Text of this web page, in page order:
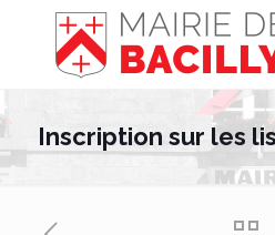
Inscription sur les